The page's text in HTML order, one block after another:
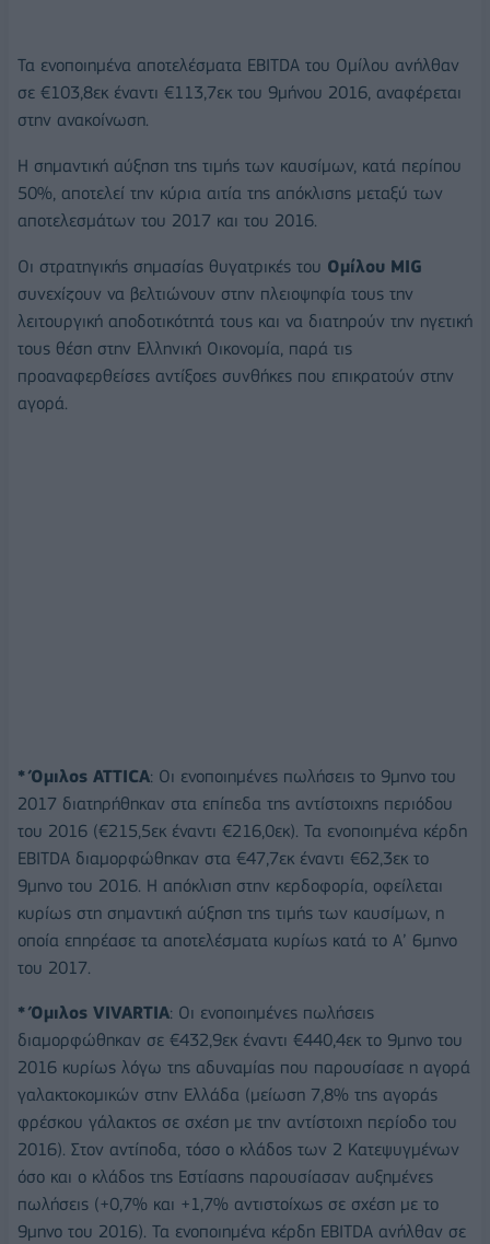
Τα ενοποιημένα αποτελέσματα EBITDA του Ομίλου ανήλθαν
σε €103,8εκ έναντι €113,7εκ του 9μήνου 2016, αναφέρεται
στην ανακοίνωση.
Η σημαντική αύξηση της τιμής των καυσίμων, κατά περίπου
50%, αποτελεί την κύρια αιτία της απόκλισης μεταξύ των
αποτελεσμάτων του 2017 και του 2016.
Οι στρατηγικής σημασίας θυγατρικές του Ομίλου MIG
συνεχίζουν να βελτιώνουν στην πλειοψηφία τους την
λειτουργική αποδοτικότητά τους και να διατηρούν την ηγετική
τους θέση στην Ελληνική Οικονομία, παρά τις
προαναφερθείσες αντίξοες συνθήκες που επικρατούν στην
αγορά.
* Όμιλος ATTICA: Οι ενοποιημένες πωλήσεις το 9μηνο του
2017 διατηρήθηκαν στα επίπεδα της αντίστοιχης περιόδου
του 2016 (€215,5εκ έναντι €216,0εκ). Τα ενοποιημένα κέρδη
EBITDA διαμορφώθηκαν στα €47,7εκ έναντι €62,3εκ το
9μηνο του 2016. Η απόκλιση στην κερδοφορία, οφείλεται
κυρίως στη σημαντική αύξηση της τιμής των καυσίμων, η
οποία επηρέασε τα αποτελέσματα κυρίως κατά το Α’ 6μηνο
του 2017.
* Όμιλος VIVARTIA: Οι ενοποιημένες πωλήσεις
διαμορφώθηκαν σε €432,9εκ έναντι €440,4εκ το 9μηνο του
2016 κυρίως λόγω της αδυναμίας που παρουσίασε η αγορά
γαλακτοκομικών στην Ελλάδα (μείωση 7,8% της αγοράς
φρέσκου γάλακτος σε σχέση με την αντίστοιχη περίοδο του
2016). Στον αντίποδα, τόσο ο κλάδος των 2 Κατεψυγμένων
όσο και ο κλάδος της Εστίασης παρουσίασαν αυξημένες
πωλήσεις (+0,7% και +1,7% αντιστοίχως σε σχέση με το
9μηνο του 2016). Τα ενοποιημένα κέρδη EBITDA ανήλθαν σε